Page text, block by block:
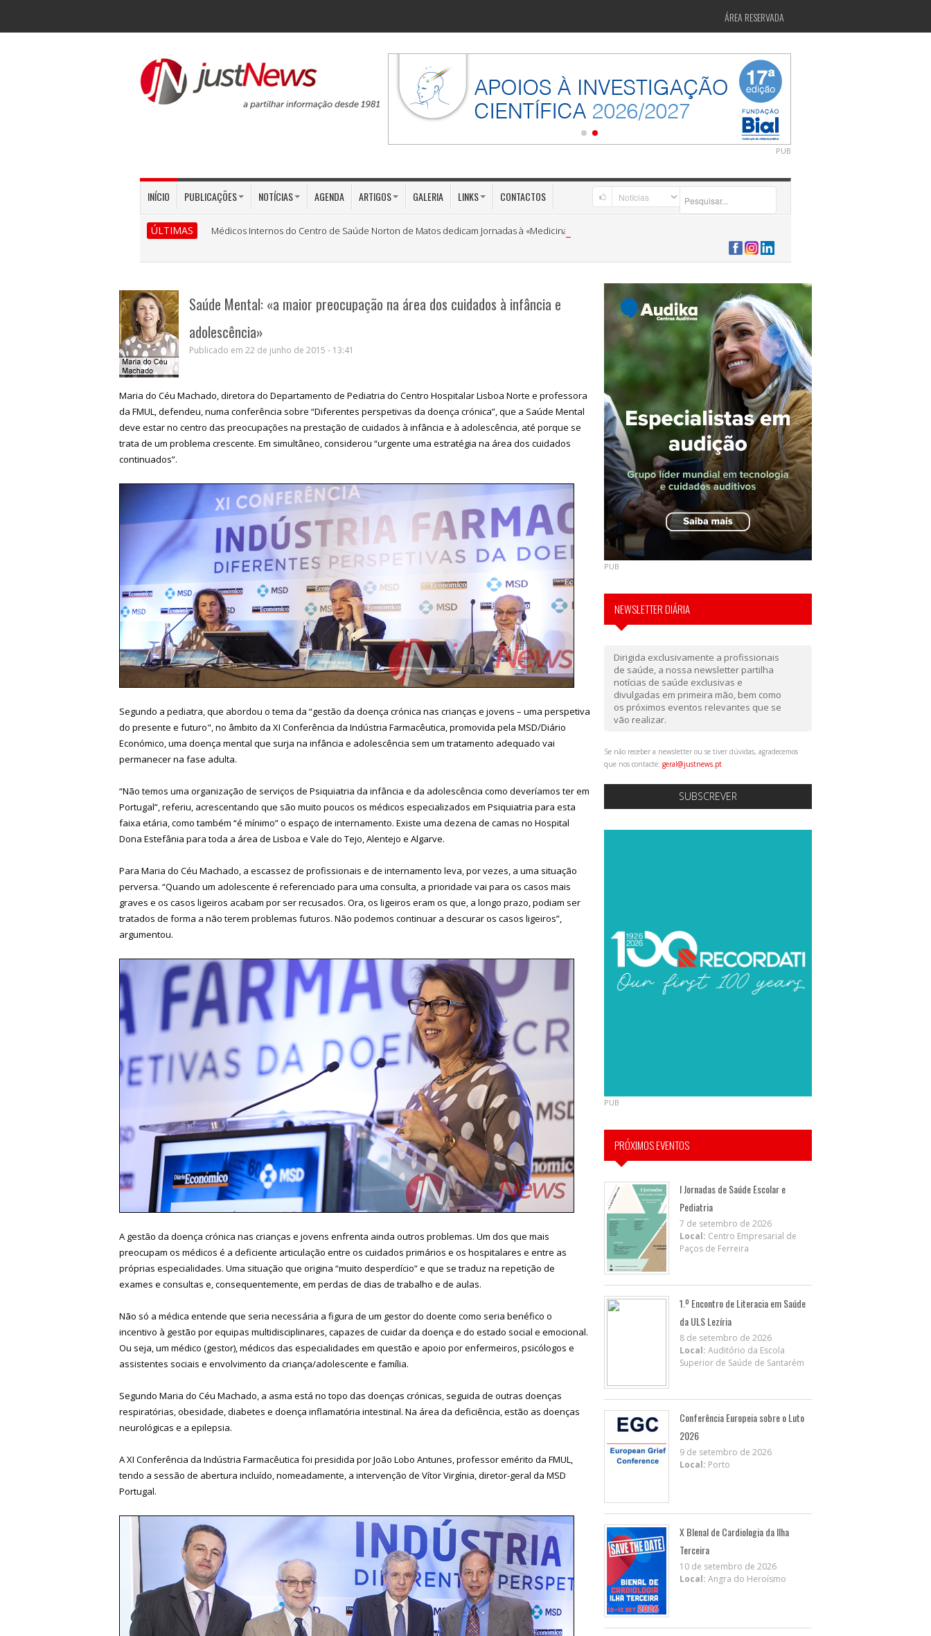
ÁREA RESERVADA
PUB
INÍCIO PUBLICAÇÕES NOTÍCIAS AGENDA ARTIGOS GALERIA LINKS CONTACTOS
ÚLTIMAS Médicos Internos do Centro de Saúde Norton de Matos dedicam Jornadas à «Medicina Preventiva»
Saúde Mental: «a maior preocupação na área dos cuidados à infância e
adolescência»
Publicado em 22 de junho de 2015 - 13:41
Maria do Céu Machado, diretora do Departamento de Pediatria do Centro Hospitalar Lisboa Norte e professora
da FMUL, defendeu, numa conferência sobre “Diferentes perspetivas da doença crónica”, que a Saúde Mental
deve estar no centro das preocupações na prestação de cuidados à infância e à adolescência, até porque se
trata de um problema crescente. Em simultâneo, considerou “urgente uma estratégia na área dos cuidados
continuados”.
Segundo a pediatra, que abordou o tema da “gestão da doença crónica nas crianças e jovens – uma perspetiva
do presente e futuro", no âmbito da XI Conferência da Indústria Farmacêutica, promovida pela MSD/Diário
Económico, uma doença mental que surja na infância e adolescência sem um tratamento adequado vai
permanecer na fase adulta.
“Não temos uma organização de serviços de Psiquiatria da infância e da adolescência como deveríamos ter em
Portugal”, referiu, acrescentando que são muito poucos os médicos especializados em Psiquiatria para esta
faixa etária, como também “é mínimo” o espaço de internamento. Existe uma dezena de camas no Hospital
Dona Estefânia para toda a área de Lisboa e Vale do Tejo, Alentejo e Algarve.
Para Maria do Céu Machado, a escassez de profissionais e de internamento leva, por vezes, a uma situação
perversa. “Quando um adolescente é referenciado para uma consulta, a prioridade vai para os casos mais
graves e os casos ligeiros acabam por ser recusados. Ora, os ligeiros eram os que, a longo prazo, podiam ser
tratados de forma a não terem problemas futuros. Não podemos continuar a descurar os casos ligeiros”,
argumentou.
A gestão da doença crónica nas crianças e jovens enfrenta ainda outros problemas. Um dos que mais
preocupam os médicos é a deficiente articulação entre os cuidados primários e os hospitalares e entre as
próprias especialidades. Uma situação que origina “muito desperdício” e que se traduz na repetição de
exames e consultas e, consequentemente, em perdas de dias de trabalho e de aulas.
Não só a médica entende que seria necessária a figura de um gestor do doente como seria benéfico o
incentivo à gestão por equipas multidisciplinares, capazes de cuidar da doença e do estado social e emocional.
Ou seja, um médico (gestor), médicos das especialidades em questão e apoio por enfermeiros, psicólogos e
assistentes sociais e envolvimento da criança/adolescente e família.
Segundo Maria do Céu Machado, a asma está no topo das doenças crónicas, seguida de outras doenças
respiratórias, obesidade, diabetes e doença inflamatória intestinal. Na área da deficiência, estão as doenças
neurológicas e a epilepsia.
A XI Conferência da Indústria Farmacêutica foi presidida por João Lobo Antunes, professor emérito da FMUL,
tendo a sessão de abertura incluído, nomeadamente, a intervenção de Vítor Virgínia, diretor-geral da MSD
Portugal.
PUB
NEWSLETTER DIÁRIA
Dirigida exclusivamente a profissionais
de saúde, a nossa newsletter partilha
notícias de saúde exclusivas e
divulgadas em primeira mão, bem como
os próximos eventos relevantes que se
vão realizar.
Se não receber a newsletter ou se tiver dúvidas, agradecemos
que nos contacte: geral@justnews.pt
SUBSCREVER
PUB
PRÓXIMOS EVENTOS
I Jornadas de Saúde Escolar e
Pediatria
7 de setembro de 2026
Local: Centro Empresarial de
Paços de Ferreira
1.º Encontro de Literacia em Saúde
da ULS Lezíria
8 de setembro de 2026
Local: Auditório da Escola
Superior de Saúde de Santarém
Conferência Europeia sobre o Luto
2026
9 de setembro de 2026
Local: Porto
X BIenal de Cardiologia da Ilha
Terceira
10 de setembro de 2026
Local: Angra do Heroísmo